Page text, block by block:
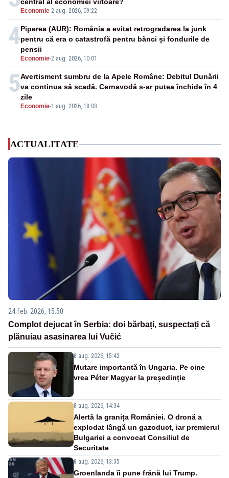
Economie-2 aug. 2026, 09:22
4
Economie-2 aug. 2026, 10:01
Piperea (AUR): România a evitat retrogradarea la junk
pentru că era o catastrofă pentru bănci și fondurile de
pensii
5
Economie-1 aug. 2026, 18:08
Avertisment sumbru de la Apele Române: Debitul Dunării
va continua să scadă. Cernavodă s-ar putea închide în 4
zile
ACTUALITATE
24 feb. 2026, 15:50
Complot dejucat în Serbia: doi bărbați, suspectați că
plănuiau asasinarea lui Vučić
8 aug. 2026, 15:42
Mutare importantă în Ungaria. Pe cine
vrea Péter Magyar la președinție
8 aug. 2026, 14:34
Alertă la granița României. O dronă a
explodat lângă un gazoduct, iar premierul
Bulgariei a convocat Consiliul de
Securitate
8 aug. 2026, 13:35
Groenlanda îi pune frână lui Trump.